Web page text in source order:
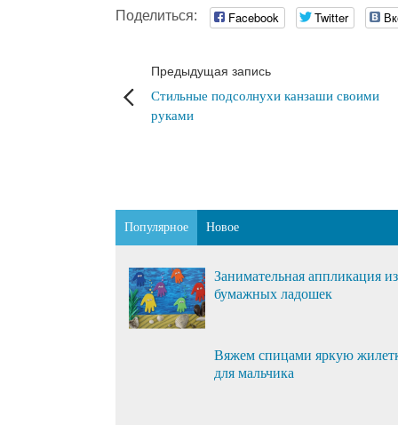
Поделиться: Facebook Twitter
Предыдущая запись
Стильные подсолнухи канзаши своими
руками
Популярное Новое
Занимательная аппликация из
бумажных ладошек
Вяжем спицами яркую
для мальчика